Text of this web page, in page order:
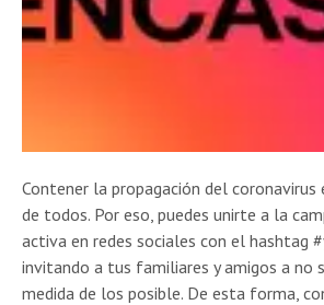
Contener la propagación del coronavirus
de todos. Por eso, puedes unirte a la
activa en redes sociales con el hashtag
invitando a tus familiares y amigos a no
medida de los posible. De esta forma,